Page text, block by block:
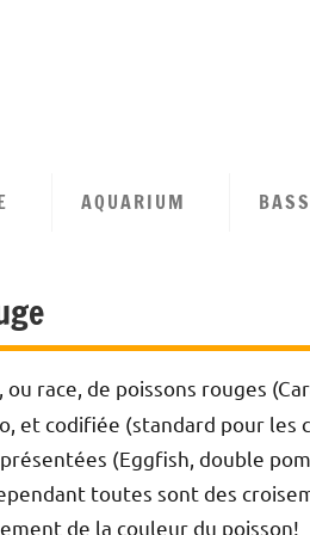
AQUARIUM
race, de poissons rouges
et codifiée (standard pour les
(Eggfish, double
toutes sont des
de la couleur du poisson!